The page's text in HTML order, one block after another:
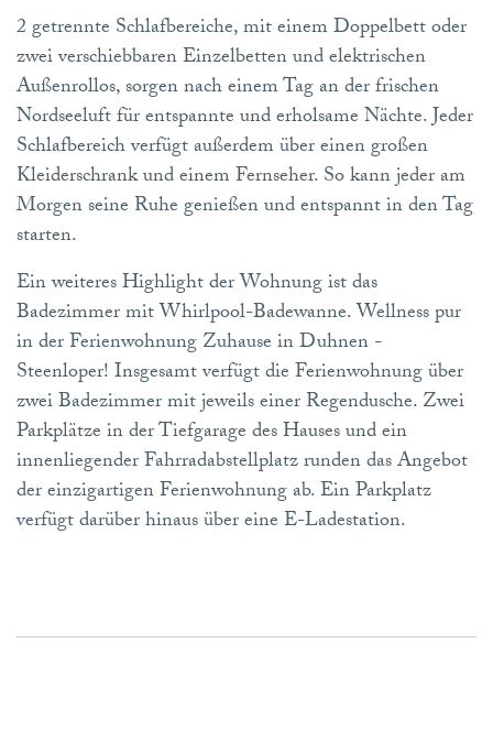
2 getrennte Schlafbereiche, mit einem Doppelbett oder
zwei verschiebbaren Einzelbetten und elektrischen
Außenrollos, sorgen nach einem Tag an der frischen
Nordseeluft für entspannte und erholsame Nächte. Jeder
Schlafbereich verfügt außerdem über einen großen
Kleiderschrank und einem Fernseher. So kann jeder am
Morgen seine Ruhe genießen und entspannt in den Tag
starten.
Ein weiteres Highlight der Wohnung ist das
Badezimmer mit Whirlpool-Badewanne. Wellness pur
in der Ferienwohnung Zuhause in Duhnen -
Steenloper! Insgesamt verfügt die Ferienwohnung über
zwei Badezimmer mit jeweils einer Regendusche. Zwei
Parkplätze in der Tiefgarage des Hauses und ein
innenliegender Fahrradabstellplatz runden das Angebot
der einzigartigen Ferienwohnung ab. Ein Parkplatz
verfügt darüber hinaus über eine E-Ladestation.